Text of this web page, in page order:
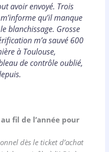
avoir envoyé. Trois
qu’il manque
blanchissage. Grosse
m’a sauvé 600
à Toulouse,
de contrôle oublié,
fil de l’année pour
dès le ticket d’achat